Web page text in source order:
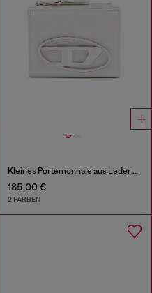
Kleines Portemonnaie aus Leder mit Logo-Plakette
185,00 €
2 FARBEN